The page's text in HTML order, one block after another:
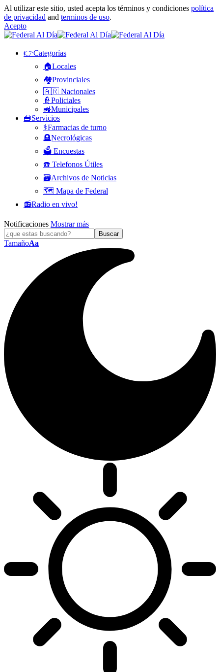
Al utilizar este sitio, usted acepta los términos y condiciones política
de privacidad and terminos de uso.
Acepto
👉Categorías
🏠Locales
🏘️Provinciales
🇦🇷 Nacionales
👮Policiales
🚜Municipales
🧰Servicios
⚕️Farmacias de turno
🪦Necrológicas
🗳️ Encuestas
☎️ Telefonos Útiles
🗃️Archivos de Noticias
🗺️ Mapa de Federal
📻Radio en vivo!
Notificaciones Mostrar más
TamañoAa